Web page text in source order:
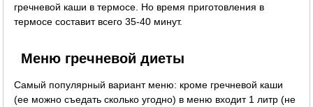
гречневой каши в термосе. Но время приготовления в
термосе составит всего 35-40 минут.
Меню гречневой диеты
Самый популярный вариант меню: кроме гречневой каши
(ее можно съедать сколько угодно) в меню входит 1 литр (не